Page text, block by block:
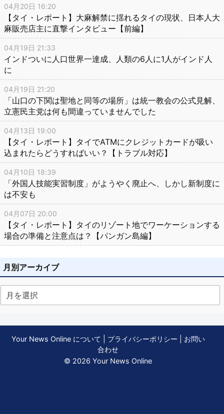
04月20日 16:20
【タイ・レポート】大麻解禁に揺れるタイの現状、日本人大
麻販売店主に直撃インタビュー【前編】
04月19日 21:33
インドついに人口世界一達成、人類の6人に1人がインド人
に
04月19日 21:20
「山口の下関は聖地と同等の場所」は統一教会の公式見解、
立憲民主党は何も間違っていませんでした
04月13日 19:00
【タイ・レポート】タイでATMにクレジットカードが吸い
込まれたらどうすればいい？【トラブル対応】
04月10日 18:39
「外国人技能実習制度」がようやく廃止へ、しかし新制度に
は不安も
04月07日 20:00
【タイ・レポート】タイのリゾート地でワーケーションする
場合の準備と注意点は？【パンガン島編】
月別アーカイブ
Your News Online について プライバシーポリシー
お問い
合わせ
© 2026 Your News Online